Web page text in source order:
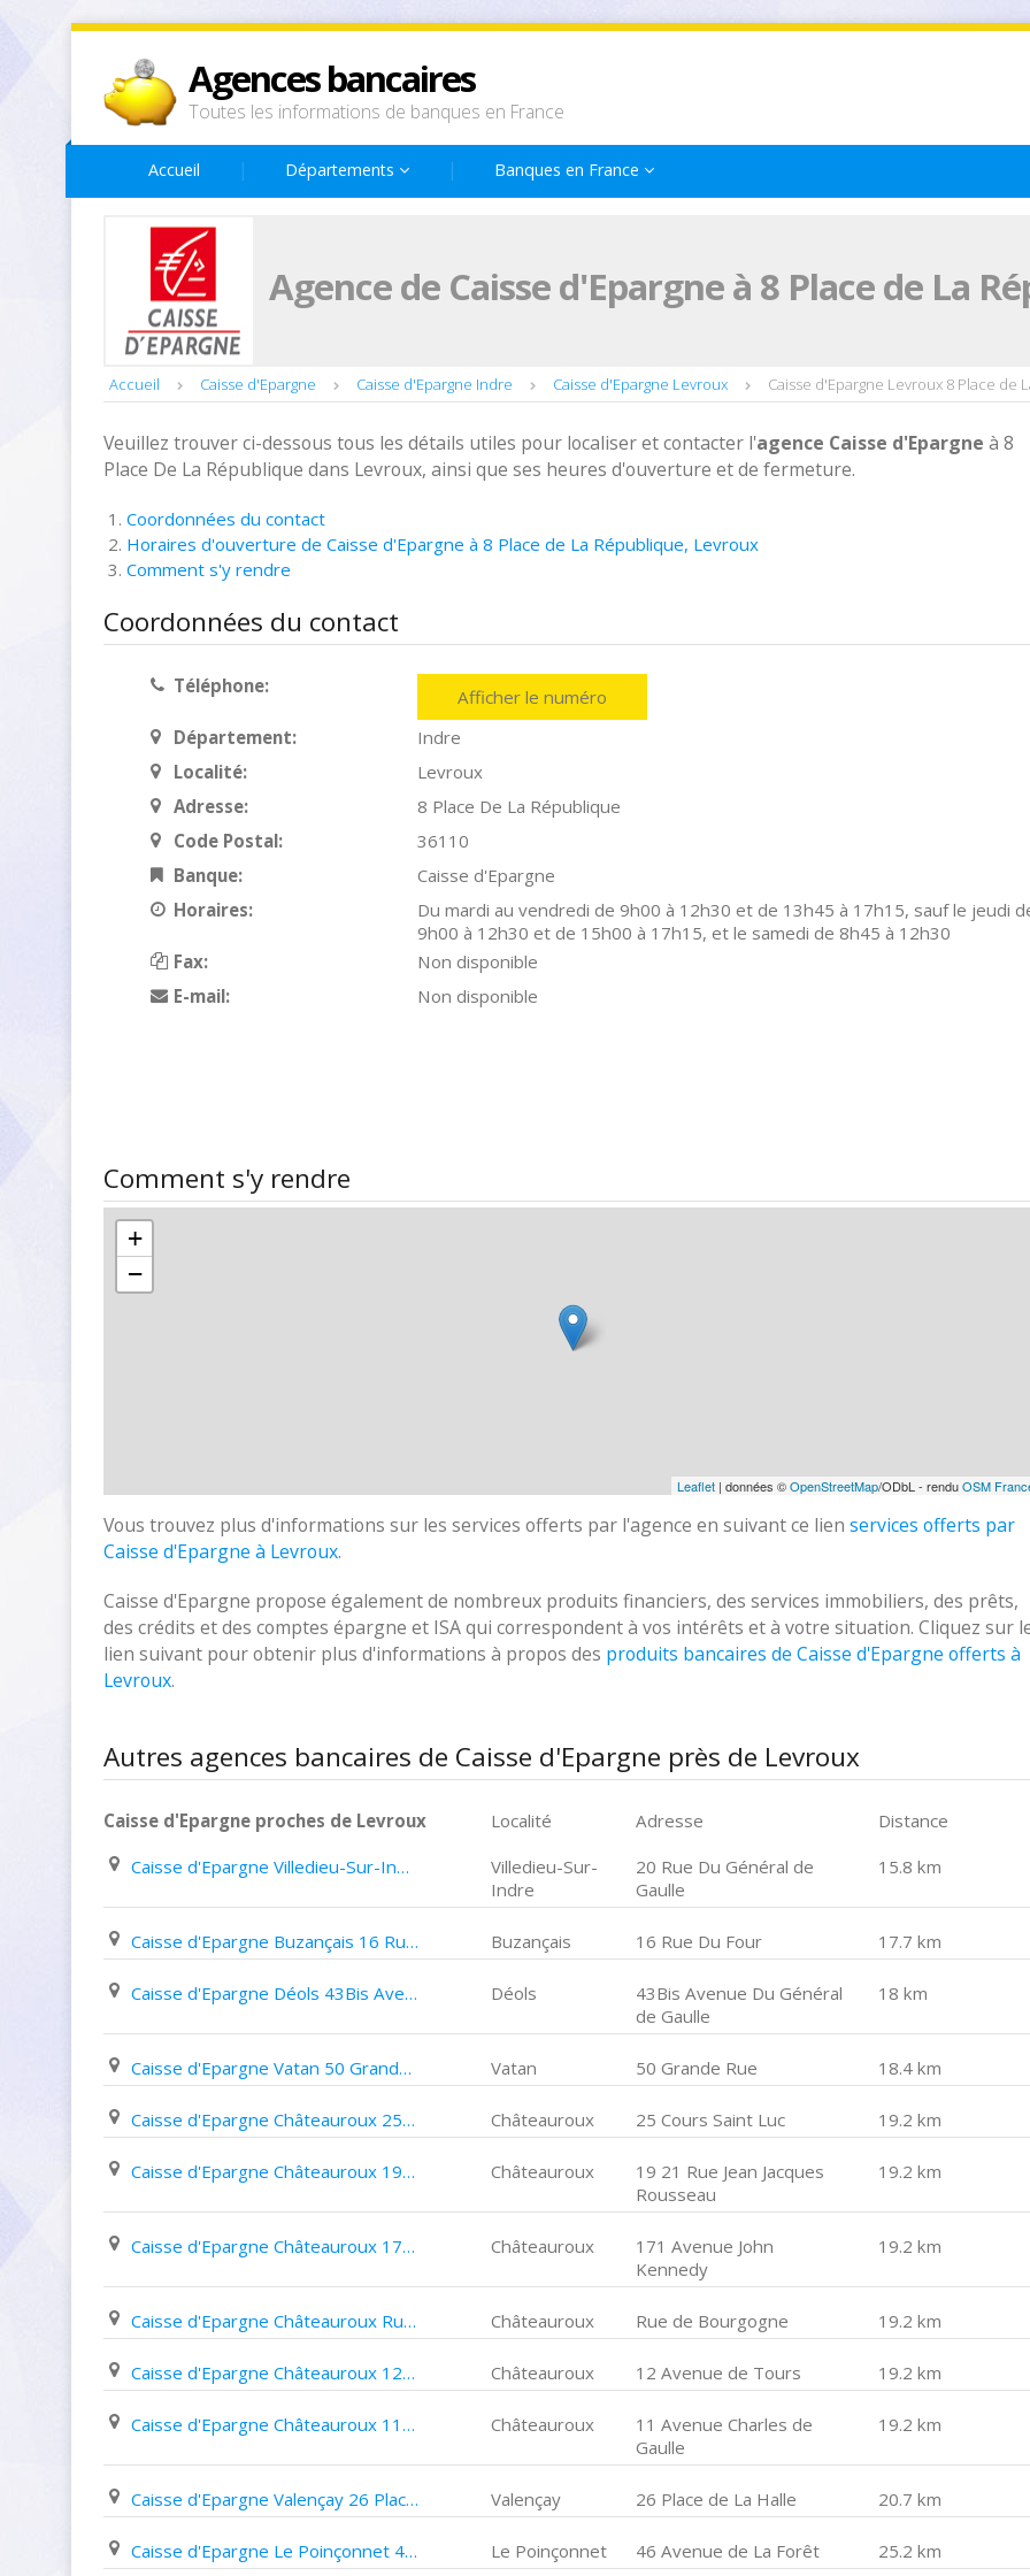
Agences bancaires
Toutes les informations de banques en France
Accueil Départements Banques en France
Agence de Caisse d'Epargne à 8 Place de La
Accueil Caisse d'Epargne Caisse d'Epargne Indre Caisse d'Epargne Levroux Caisse d'Epargne Levroux 8 Place de
Veuillez trouver ci-dessous tous les détails utiles pour localiser et contacter l'agence Caisse d'Epargne à 8
Place De La République dans Levroux, ainsi que ses heures d'ouverture et de fermeture.
Coordonnées du contact
Horaires d'ouverture de Caisse d'Epargne à 8 Place de La République, Levroux
Comment s'y rendre
Coordonnées du contact
Téléphone:
Afficher le numéro
Département:
Indre
Localité:
Levroux
Adresse:
8 Place De La République
Code Postal:
36110
Banque:
Caisse d'Epargne
Horaires:
Du mardi au vendredi de 9h00 à 12h30 et de 13h45 à 17h15, sauf le jeudi
9h00 à 12h30 et de 15h00 à 17h15, et le samedi de 8h45 à 12h30
Fax:
Non disponible
E-mail:
Non disponible
Comment s'y rendre
+
−
Leaflet| données ©OpenStreetMap/ODbL - renduOSM
Vous trouvez plus d'informations sur les services offerts par l'agence en suivant ce lien services offerts par
Caisse d'Epargne à Levroux.
Caisse d'Epargne propose également de nombreux produits financiers, des services immobiliers, des prêts,
des crédits et des comptes épargne et ISA qui correspondent à vos intérêts et à votre situation. Cliquez sur
lien suivant pour obtenir plus d'informations à propos des produits bancaires de Caisse d'Epargne offerts à
Levroux.
Autres agences bancaires de Caisse d'Epargne près de Levroux
Caisse d'Epargne proches de Levroux Localité Adresse
Distance
Caisse d'Epargne Villedieu-Sur-Indre 20 Rue Du Général de Gaulle
Villedieu-Sur-
Indre
20 Rue Du Général de
Gaulle
15.8 km
Caisse d'Epargne Buzançais 16 Rue Du Four Buzançais 16 Rue Du Four 17.7 km
Caisse d'Epargne Déols 43Bis Avenue Du Général de Gaulle Déols
43Bis Avenue Du Général
de Gaulle
18 km
Caisse d'Epargne Vatan 50 Grande Rue Vatan 50 Grande Rue 18.4 km
Caisse d'Epargne Châteauroux 25 Cours Saint Luc Châteauroux 25 Cours Saint Luc 19.2 km
Caisse d'Epargne Châteauroux 19 21 Rue Jean Jacques Rousseau Châteauroux
19 21 Rue Jean Jacques
Rousseau
19.2 km
Caisse d'Epargne Châteauroux 171 Avenue John Kennedy Châteauroux
171 Avenue John
Kennedy
19.2 km
Caisse d'Epargne Châteauroux Rue de Bourgogne Châteauroux Rue de Bourgogne 19.2 km
Caisse d'Epargne Châteauroux 12 Avenue de Tours Châteauroux 12 Avenue de Tours 19.2 km
Caisse d'Epargne Châteauroux 11 Avenue Charles de Gaulle Châteauroux
11 Avenue Charles de
Gaulle
19.2 km
Caisse d'Epargne Valençay 26 Place de La Halle Valençay 26 Place de La Halle 20.7 km
Caisse d'Epargne Le Poinçonnet 46 Avenue de La Forêt Le Poinçonnet 46 Avenue de La Forêt 25.2 km